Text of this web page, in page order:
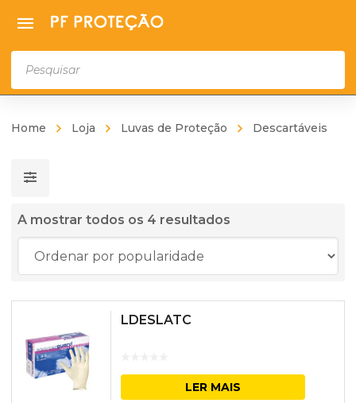
Home Loja Luvas de Proteção Descartáveis
A mostrar todos os 4 resultados
por
classificação
LDESLATC
LER MAIS